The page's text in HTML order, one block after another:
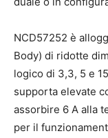
NCD57252 è
Body) di ridotte
logico di 3,3, 5 e
supporta elevate
assorbire 6 A alla
per il